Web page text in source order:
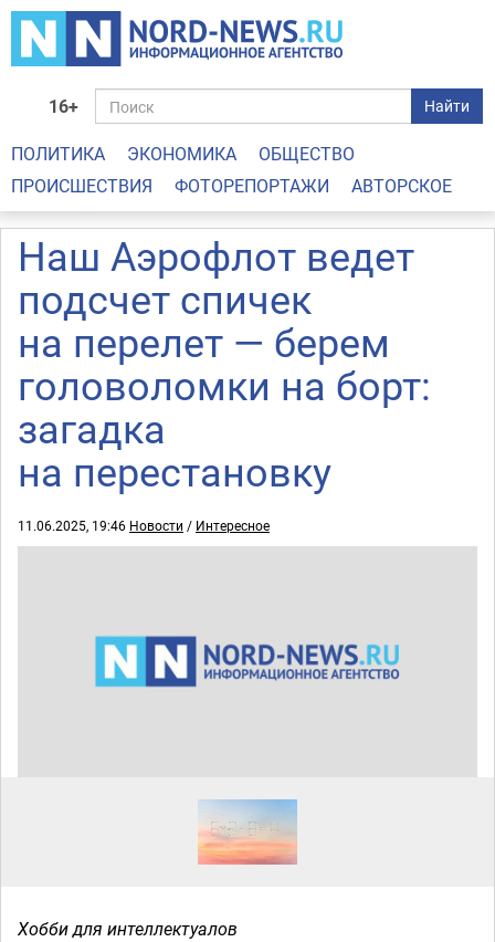
16+ Найти
ПОЛИТИКА ЭКОНОМИКА
ОБЩЕСТВО
ПРОИСШЕСТВИЯ
ФОТОРЕПОРТАЖИ АВТОРСКОЕ
Наш Аэрофлот ведет
подсчет спичек
на перелет — берем
головоломки на борт:
загадка
на перестановку
11.06.2025, 19:46 Новости / Интересное
Хобби для интеллектуалов